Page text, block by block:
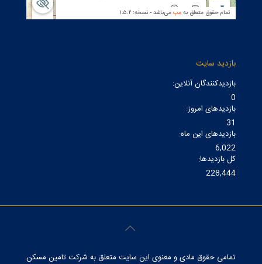
بازدید سایت
بازدیدکنندگان آنلاین:
0
بازدیدهای امروز:
31
بازدیدهای این ماه:
6,022
کل بازدیدها:
228,444
تمامی حقوق مادی و معنوی این سایت متعلق به شرکت تامین مسکن